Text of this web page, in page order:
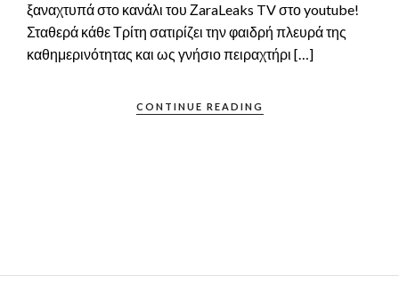
ξαναχτυπά στο κανάλι του ΖaraLeaks TV στο youtube!
Σταθερά κάθε Τρίτη σατιρίζει την φαιδρή πλευρά της
καθημερινότητας και ως γνήσιο πειραχτήρι […]
CONTINUE READING